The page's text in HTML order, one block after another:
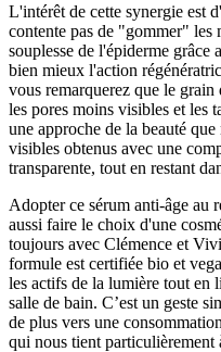
L'intérêt de cette synergie est
contente pas de "gommer" les
souplesse de l'épiderme
bien mieux l'action
vous remarquerez que le
les pores moins visibles et les
une approche de la beauté
visibles obtenus avec une
transparente, tout en restant
Adopter ce sérum anti-âge au
aussi faire le choix d'une
toujours avec Clémence et
formule est certifiée bio et
les actifs de la lumière tout en
salle de bain. C’est un geste
de plus vers une
qui nous tient